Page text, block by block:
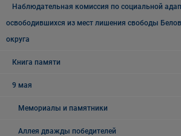
Наблюдательная комиссия по социальной
освободившихся из мест лишения свободы
округа
Книга памяти
9 мая
Мемориалы и памятники
Аллея дважды победителей